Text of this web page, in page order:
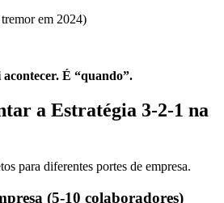
em 2024)
acontecer. É “quando”.
a Estratégia 3-2-1 na
para diferentes portes de empresa.
(5-10 colaboradores)